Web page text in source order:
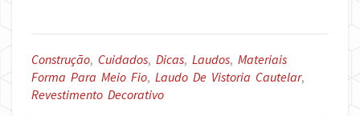
Construção, Cuidados, Dicas, Laudos, Materiais
Forma Para Meio Fio, Laudo De Vistoria Cautelar,
Revestimento Decorativo